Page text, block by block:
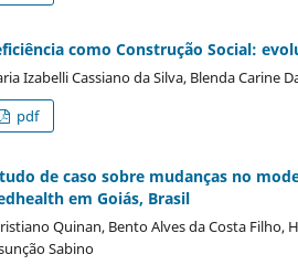
como Construção Social:
Izabelli Cassiano da Silva, Blenda Carine
pdf
de caso sobre mudanças no
em Goiás, Brasil
Quinan, Bento Alves da Costa Filho,
Sabino